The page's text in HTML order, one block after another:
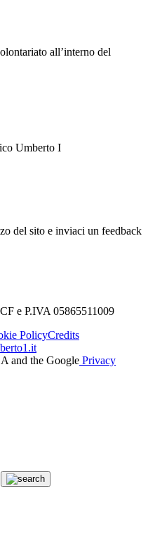
all’interno del
Umberto I
del sito e inviaci un feedback
e P.IVA 05865511009
PolicyCredits
and the Google Privacy